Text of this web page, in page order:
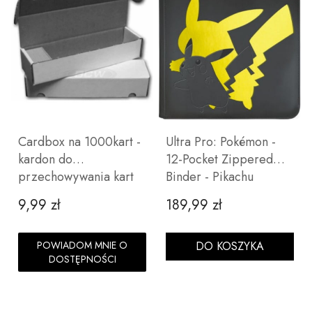
Cardbox na 1000kart -
kardon do
przechowywania kart
Cena
9,99 zł
POWIADOM MNIE O
DOSTĘPNOŚCI
Ultra Pro: Pokémon -
12-Pocket Zippered
Binder - Pikachu
Cena
189,99 zł
DO KOSZYKA